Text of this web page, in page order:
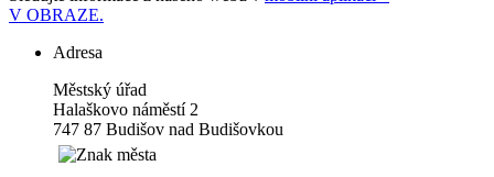
V OBRAZE.
Adresa
Městský úřad
Halaškovo náměstí 2
747 87 Budišov nad Budišovkou